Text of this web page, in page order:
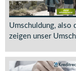
Umschuldung, also
zeigen unser